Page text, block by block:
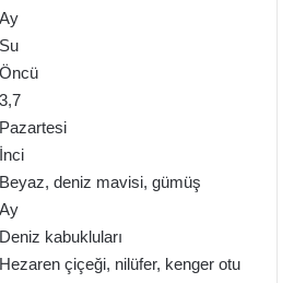
Ay
Su
Öncü
3,7
Pazartesi
İnci
Beyaz, deniz mavisi, gümüş
Ay
Deniz kabukluları
Hezaren çiçeği, nilüfer, kenger otu